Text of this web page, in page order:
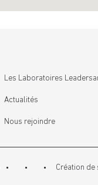
Les Laboratoires
Actualités
Nous rejoindre
Création de